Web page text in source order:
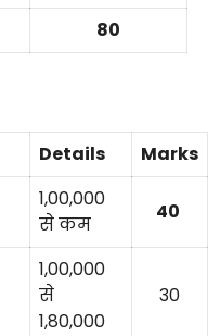
80
Details Marks
1,00,000
से कम
40
1,00,000
से
1,80,000
30